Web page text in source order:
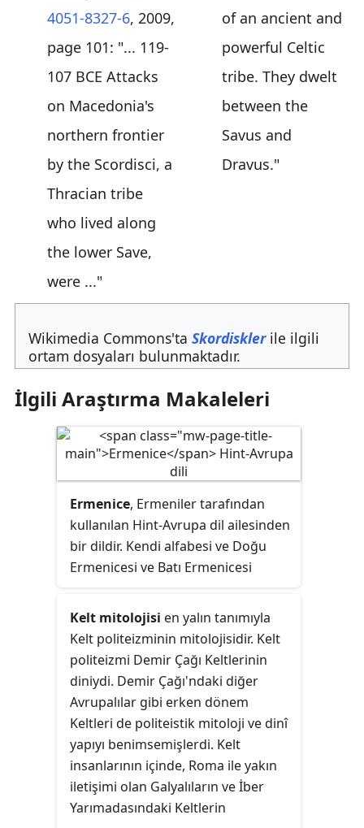
4051-8327-6, 2009,
page 101: "... 119-
107 BCE Attacks
on Macedonia's
northern frontier
by the Scordisci, a
Thracian tribe
who lived along
the lower Save,
were ..."
of an ancient and
powerful Celtic
tribe. They dwelt
between the
Savus and
Dravus."
Wikimedia Commons'ta Skordisklerile ilgili
ortam dosyaları bulunmaktadır.
İlgili Araştırma Makaleleri
Ermenice, Ermeniler tarafından
kullanılan Hint-Avrupa dil ailesinden
bir dildir. Kendi alfabesi ve Doğu
Ermenicesi ve Batı Ermenicesi
Ermenicesi Ermenistan'ın resmî
dilidir. Türkiye'de ve Ermeni
diasporasında çoğunlukla Batı
Ermenicesi kullanılır. Hint-Avrupa dil
ailesi'nin bağımsız bir alt grubudur.
Kelt mitolojisi en yalın tanımıyla
Kelt politeizminin mitolojisidir. Kelt
politeizmi Demir Çağı Keltlerinin
diniydi. Demir Çağı'ndaki diğer
Avrupalılar gibi erken dönem
Keltleri de politeistik mitoloji ve dinî
yapıyı benimsemişlerdi. Kelt
insanlarının içinde, Roma ile yakın
iletişimi olan Galyalıların ve İber
Yarımadasındaki Keltlerin